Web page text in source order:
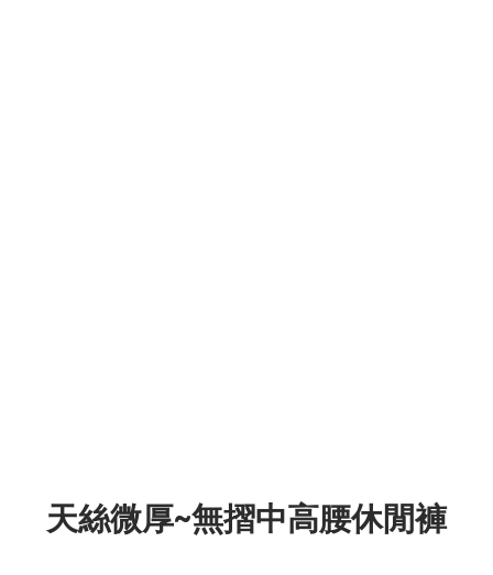
天絲微厚~無摺中高腰休閒褲